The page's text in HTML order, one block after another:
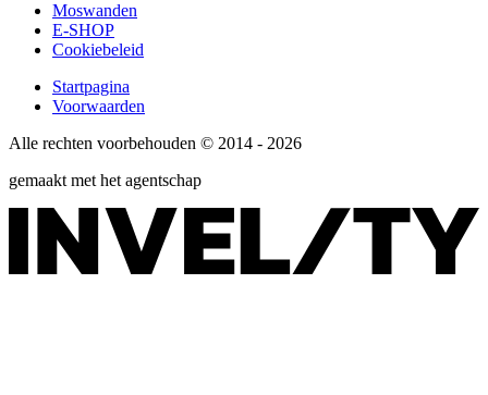
Moswanden
E-SHOP
Cookiebeleid
Startpagina
Voorwaarden
Alle rechten voorbehouden © 2014 - 2026
gemaakt met het agentschap